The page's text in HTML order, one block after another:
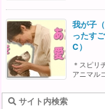
我が子
ったす
C）
＊スピリ
アニマル